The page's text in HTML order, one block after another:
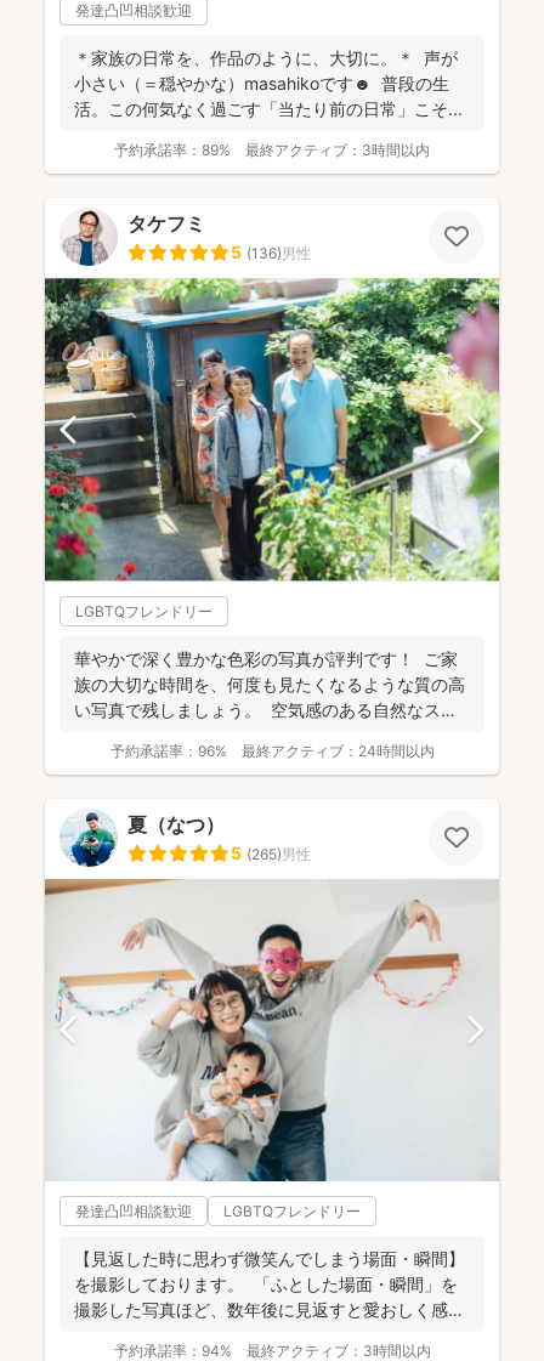
発達凸凹相談歓迎
＊家族の日常を、作品のように、大切に。＊ 声が
小さい（＝穏やかな）masahikoです☻ 普段の生
活。この何気なく過ごす「当たり前の日常」こそ...
予約承諾率： 89% 最終アクティブ： 3時間以内
タケフミ
5 (136)男性
LGBTQフレンドリー
華やかで深く豊かな色彩の写真が評判です！ ご家
族の大切な時間を、何度も見たくなるような質の高
い写真で残しましょう。 空気感のある自然なスナ
予約承諾率： 96% 最終アクティブ： 24時間以内
夏（なつ）
5 (265)男性
発達凸凹相談歓迎 LGBTQフレンドリー
【見返した時に思わず微笑んでしまう場面・瞬間】
を撮影しております。 ⁡ 「ふとした場面・瞬間」を
撮影した写真ほど、数年後に見返すと愛おしく感じ
予約承諾率： 94% 最終アクティブ： 3時間以内